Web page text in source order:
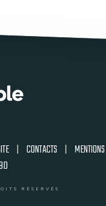
| CONTACTS | MENTIONS
RÉSERVÉS